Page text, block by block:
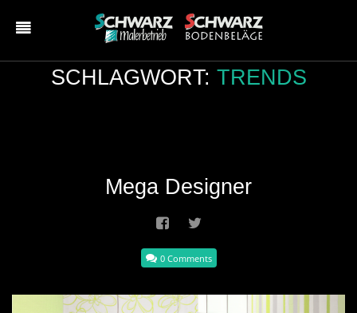
SCHLAGWORT: TRENDS
Mega Designer
0 Comments